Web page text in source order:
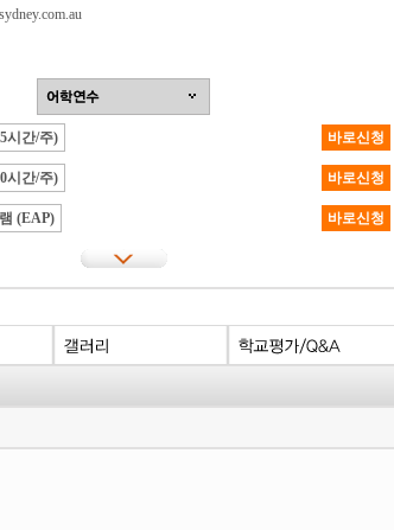
시간/주) 바로신청
시간/주) 바로신청
(EAP) 바로신청